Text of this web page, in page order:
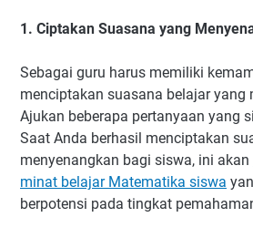
1. Ciptakan Suasana yang
Sebagai guru harus memiliki
menciptakan suasana belajar yang
Ajukan beberapa pertanyaan yang
Saat Anda berhasil menciptakan
menyenangkan bagi siswa, ini akan
minat belajar Matematika siswa
berpotensi pada tingkat